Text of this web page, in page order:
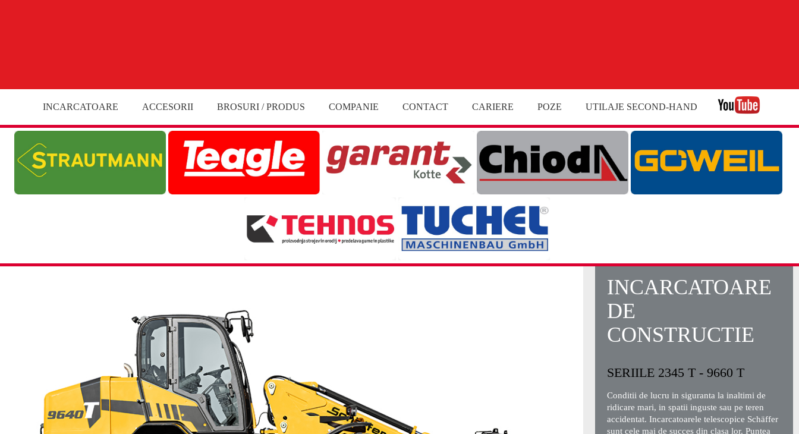
INCARCATOARE ACCESORII BROSURI / PRODUS COMPANIE CONTACT CARIERE POZE UTILAJE SECOND-HAND
INCARCATOARE
DE
CONSTRUCTIE
SERIILE 2345 T - 9660 T
Conditii de lucru in siguranta la inaltimi de
ridicare mari, in spatii inguste sau pe teren
accidentat. Incarcatoarele telescopice Schäffer
sunt cele mai de succes din clasa lor. Puntea